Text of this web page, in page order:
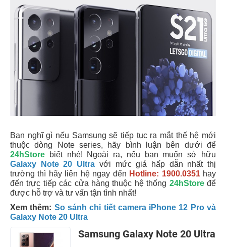
Bạn nghĩ gì nếu Samsung sẽ tiếp tục ra mắt thế hệ mới
thuộc dòng Note series, hãy bình luận bên dưới để
24hStore biết nhé! Ngoài ra, nếu bạn muốn sở hữu
Galaxy Note 20 Ultra với mức giá hấp dẫn nhất thị
trường thì hãy liên hệ ngay đến Hotline: 1900.0351 hay
đến trực tiếp các cửa hàng thuộc hệ thống 24hStoređể
được hỗ trợ và tư vấn tận tình nhất!
Xem thêm: So sánh chi tiết camera iPhone 12 Pro và
Galaxy Note 20 Ultra
Samsung Galaxy Note 20 Ultra